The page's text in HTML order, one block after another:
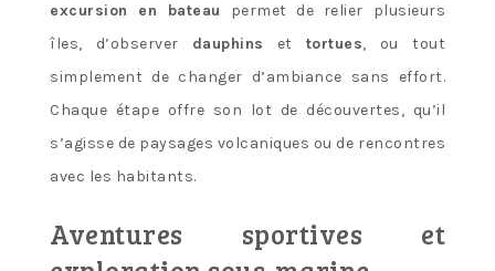
excursion en bateau
permet de relier plusieurs
îles, d’observer dauphins et tortues, ou tout
simplement de changer d’ambiance sans effort.
Chaque étape offre son lot de découvertes, qu’il
s’agisse de paysages volcaniques ou de rencontres
avec les habitants.
Aventures sportives et